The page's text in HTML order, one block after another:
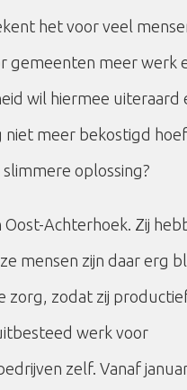
het voor veel
gemeenten meer werk
wil hiermee uiteraard
niet meer bekostigd
oplossing?
Achterhoek. Zij
mensen zijn daar erg
zorg, zodat zij
werk voor
zelf. Vanaf